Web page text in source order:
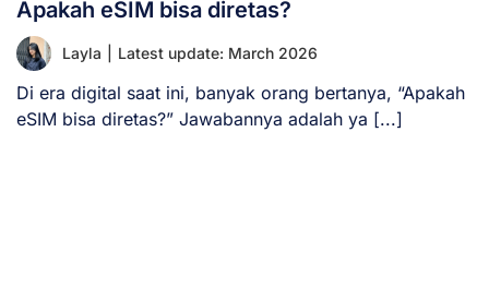
Apakah eSIM bisa diretas?
Layla Latest update: March 2026
Di era digital saat ini, banyak orang bertanya, “Apakah
eSIM bisa diretas?” Jawabannya adalah ya [...]